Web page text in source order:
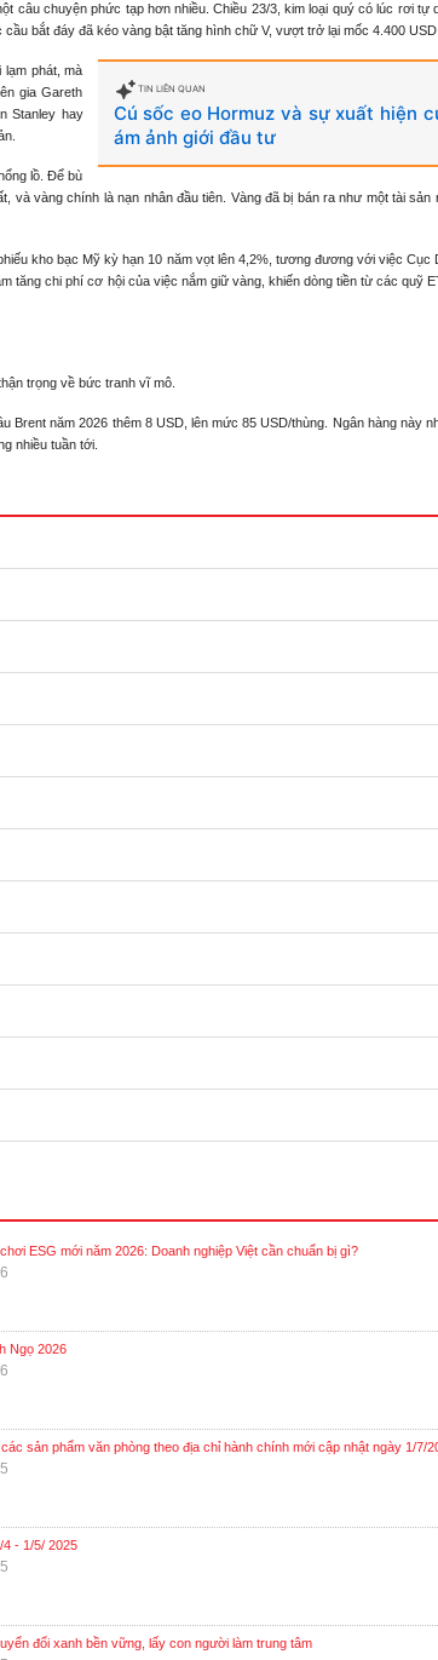
câu chuyện phức tạp hơn nhiều. Chiều 23/3, kim loại quý có lúc rơi tự
bắt đáy đã kéo vàng bật tăng hình chữ V, vượt trở lại mốc 4.400 USD.
TIN LIÊN QUAN
Cú sốc eo Hormuz và sự xuất hiện
ám ảnh giới đầu tư
phát, mà
gia Gareth
Stanley hay
lồ. Để bù
và vàng chính là nạn nhân đầu tiên. Vàng đã bị bán ra như một tài
kho bạc Mỹ kỳ hạn 10 năm vọt lên 4,2%, tương đương với việc Cục
tăng chi phí cơ hội của việc nắm giữ vàng, khiến dòng tiền từ các quỹ
trọng về bức tranh vĩ mô.
năm 2026 thêm 8 USD, lên mức 85 USD/thùng. Ngân hàng này
nhiều tuần tới.
ESG mới năm 2026: Doanh nghiệp Việt cần chuẩn bị gì?
Ngọ 2026
sản phẩm văn phòng theo địa chỉ hành chính mới cập nhật ngày 1/7/
4 - 1/5/ 2025
đổi xanh bền vững, lấy con người làm trung tâm